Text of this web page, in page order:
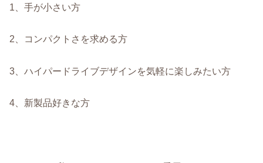
1、手が小さい方
2、コンパクトさを求める方
3、ハイパードライブデザインを気軽に楽しみたい方
4、新製品好きな方